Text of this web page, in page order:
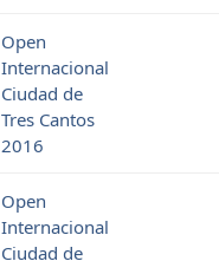
Open
Internacional
Ciudad de
Tres Cantos
2016
Open
Internacional
Ciudad de